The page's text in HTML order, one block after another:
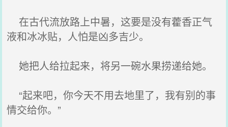
在古代流放路上中暑，这要是没有藿香正气
液和冰冰贴，人怕是凶多吉少。
她把人给拉起来，将另一碗水果捞递给她。
“起来吧，你今天不用去地里了，我有别的事
情交给你。”